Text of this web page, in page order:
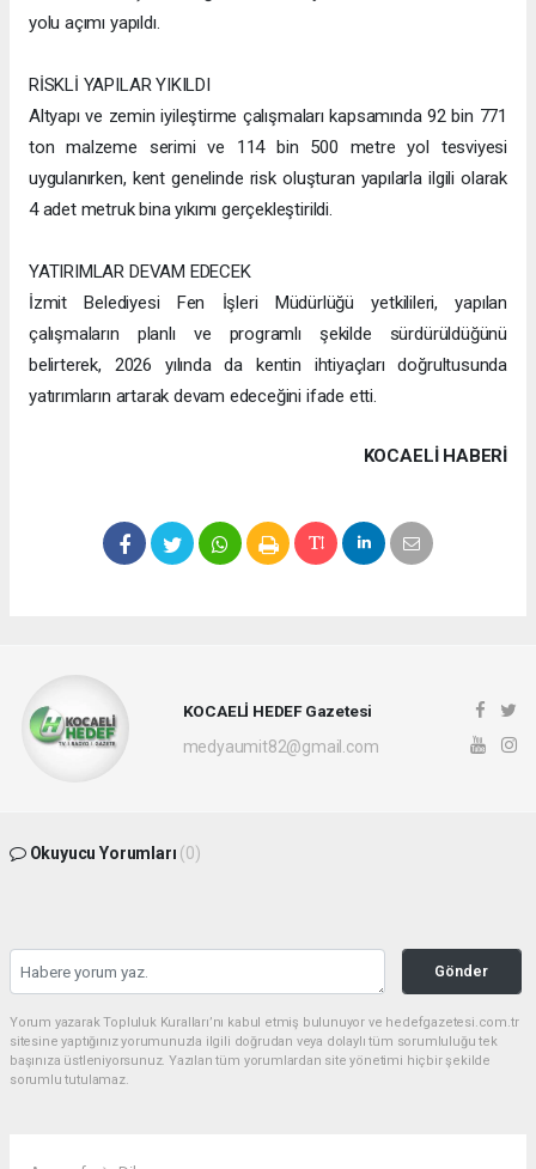
yolu açımı yapıldı.
RİSKLİ YAPILAR YIKILDI
Altyapı ve zemin iyileştirme çalışmaları kapsamında 92 bin 771
ton malzeme serimi ve 114 bin 500 metre yol tesviyesi
uygulanırken, kent genelinde risk oluşturan yapılarla ilgili olarak
4 adet metruk bina yıkımı gerçekleştirildi.
YATIRIMLAR DEVAM EDECEK
İzmit Belediyesi Fen İşleri Müdürlüğü yetkilileri, yapılan
çalışmaların planlı ve programlı şekilde sürdürüldüğünü
belirterek, 2026 yılında da kentin ihtiyaçları doğrultusunda
yatırımların artarak devam edeceğini ifade etti.
KOCAELI HABERİ
KOCAELİ HEDEF Gazetesi
medyaumit82@gmail.com
Okuyucu Yorumları (0)
Gönder
Yorum yazarak Topluluk Kuralları’nı kabul etmiş bulunuyor ve hedefgazetesi.com.tr
sitesine yaptığınız yorumunuzla ilgili doğrudan veya dolaylı tüm sorumluluğu tek
başınıza üstleniyorsunuz. Yazılan tüm yorumlardan site yönetimi hiçbir şekilde
sorumlu tutulamaz.